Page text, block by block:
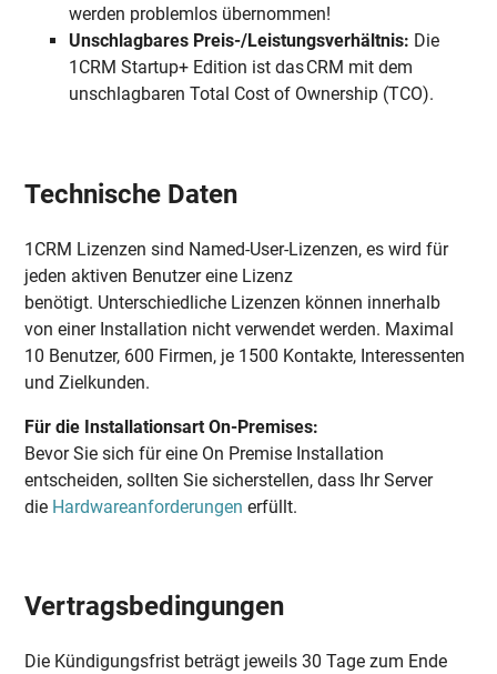
werden problemlos übernommen!
Unschlagbares Preis-/Leistungsverhältnis: Die
1CRM Startup+ Edition ist das CRM mit dem
unschlagbaren Total Cost of Ownership (TCO).
Technische Daten
1CRM Lizenzen sind Named-User-Lizenzen, es wird für
jeden aktiven Benutzer eine Lizenz
benötigt. Unterschiedliche Lizenzen können innerhalb
von einer Installation nicht verwendet werden. Maximal
10 Benutzer, 600 Firmen, je 1500 Kontakte, Interessenten
und Zielkunden.
Für die Installationsart On-Premises:
Bevor Sie sich für eine On Premise Installation
entscheiden, sollten Sie sicherstellen, dass Ihr Server
die Hardwareanforderungenerfüllt.
Vertragsbedingungen
Die Kündigungsfrist beträgt jeweils 30 Tage zum Ende